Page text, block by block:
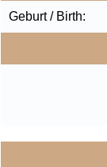
Geburt / Birth: